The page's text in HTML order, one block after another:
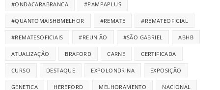
#ONDACARABRANCA #PAMPAPLUS
#QUANTOMAISHBMELHOR #REMATE #REMATEOFICIAL
#REMATESOFICIAIS #REUNIÃO #SÃO GABRIEL ABHB
ATUALIZAÇÃO BRAFORD CARNE CERTIFICADA
CURSO DESTAQUE EXPOLONDRINA EXPOSIÇÃO
GENETICA HEREFORD MELHORAMENTO NACIONAL